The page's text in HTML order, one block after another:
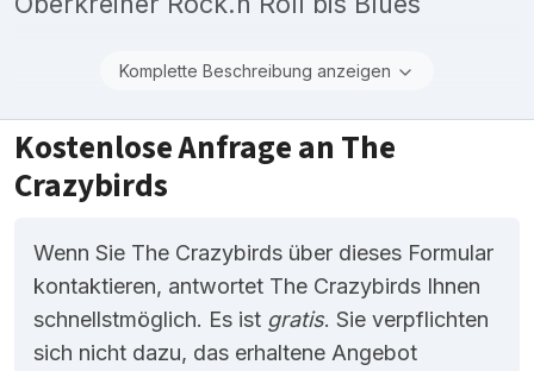
Komplette Beschreibung anzeigen
Kostenlose Anfrage an The
Crazybirds
Wenn Sie The Crazybirds über dieses Formular
kontaktieren, antwortet The Crazybirds Ihnen
schnellstmöglich. Es ist gratis. Sie verpflichten
sich nicht dazu, das erhaltene Angebot